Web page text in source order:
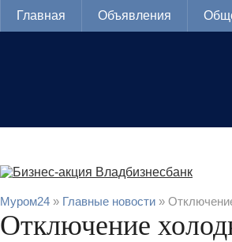
Главная Объявления
Муром24 » Главные новости »
Отключение